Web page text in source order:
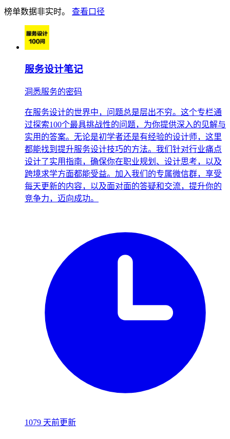
榜单数据非实时。 查看口径
服务设计笔记
洞悉服务的密码
在服务设计的世界中，问题总是层出不穷。这个专栏通
过探索100个最具挑战性的问题，为你提供深入的见解与
实用的答案。无论是初学者还是有经验的设计师，这里
都能找到提升服务设计技巧的方法。我们针对行业痛点
设计了实用指南，确保你在职业规划、设计思考，以及
跨境求学方面都能受益。加入我们的专属微信群，享受
每天更新的内容，以及面对面的答疑和交流，提升你的
竞争力，迈向成功。
1079 天前更新